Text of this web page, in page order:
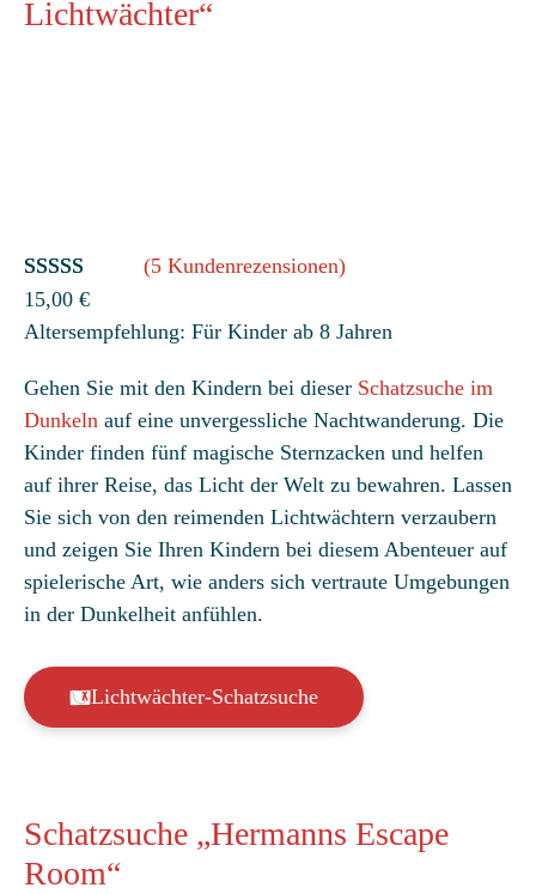
Lichtwächter“
Bewertet
mit4.40
basierend
5
Kundenbe
wertungen
(5 Kundenrezensionen)
15,00 €
Altersempfehlung: Für Kinder ab 8 Jahren
Gehen Sie mit den Kindern bei dieser Schatzsuche im
Dunkeln auf eine unvergessliche Nachtwanderung. Die
Kinder finden fünf magische Sternzacken und helfen
auf ihrer Reise, das Licht der Welt zu bewahren. Lassen
Sie sich von den reimenden Lichtwächtern verzaubern
und zeigen Sie Ihren Kindern bei diesem Abenteuer auf
spielerische Art, wie anders sich vertraute Umgebungen
in der Dunkelheit anfühlen.
Lichtwächter-Schatzsuche
Schatzsuche „Hermanns Escape
Room“